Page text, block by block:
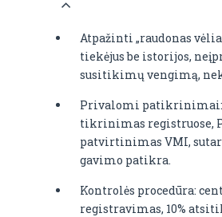
Atpažinti „raudonas
tiekėjus be istorijos,
susitikimų vengimą,
Privalomi patikrinimai:
tikrinimas registruose,
patvirtinimas VMI,
gavimo patikra.
Kontrolės procedūra:
registravimas, 10%